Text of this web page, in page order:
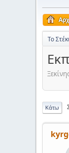
Το
Κάτω